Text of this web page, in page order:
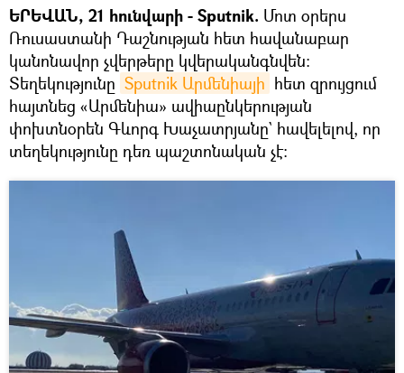
ԵՐԵՎԱՆ, 21 հունվարի - Sputnik. Մոտ օրերս
Ռուսաստանի Դաշնության հետ հավանաբար
կանոնավոր չվերթերը կվերականգնվեն։
Տեղեկությունը Sputnik Արմենիայի հետ զրույցում
հայտնեց «Արմենիա» ավիաընկերության
փոխտնօրեն Գևորգ Խաչատրյանը` հավելելով, որ
տեղեկությունը դեռ պաշտոնական չէ: